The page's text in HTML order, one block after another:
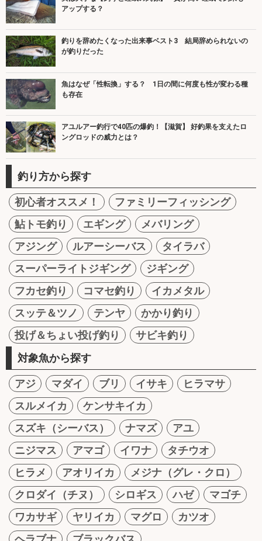
アップする？
釣りを辞めたくなった出来事ベスト3 結局辞められないの
が釣りだった
魚はなぜ「性転換」する？ 1日の間に何度も性が変わる種
も存在
アユルアー釣行で40匹の爆釣！【滋賀】 好釣果を支えたロ
ングロッドの威力とは？
釣り方から探す
初心者オススメ！
ファミリーフィッシング
鮎トモ釣り
エギング
メバリング
アジング
ルアーシーバス
タイラバ
スーパーライトジギング
ジギング
フカセ釣り
コマセ釣り
イカメタル
スッテ＆ツノ
テンヤ
かかり釣り
投げ＆ちょい投げ釣り
サビキ釣り
対象魚から探す
アジ マダイ ブリ イサキ
ヒラマサ
スルメイカ
ケンサキイカ
スズキ（シーバス）
ナマズ
アユ
ニジマス
アマゴ イワナ
タチウオ
ヒラメ
アオリイカ
メジナ（グレ・クロ）
クロダイ（チヌ）
シロギス ハゼ
マゴチ
ワカサギ
ヤリイカ マグロ
カツオ